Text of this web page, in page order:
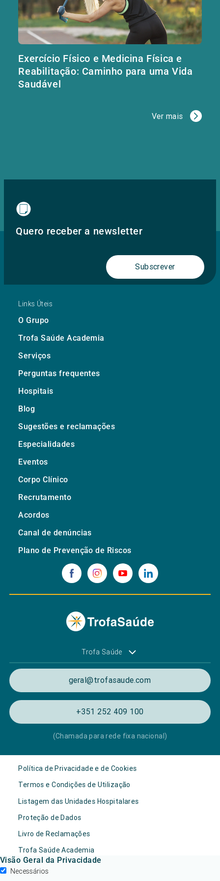
Exercício Físico e Medicina Física e
Reabilitação: Caminho para uma Vida
Saudável
Ver mais
Quero receber a newsletter
Subscrever
Links Úteis
O Grupo
Trofa Saúde Academia
Serviços
Perguntas frequentes
Hospitais
Blog
Sugestões e reclamações
Especialidades
Eventos
Corpo Clínico
Recrutamento
Acordos
Canal de denúncias
Plano de Prevenção de Riscos
Trofa Saúde
geral@trofasaude.com
+351 252 409 100
(Chamada para rede fixa nacional)
Política de Privacidade e de Cookies
Termos e Condições de Utilização
Listagem das Unidades Hospitalares
Proteção de Dados
Livro de Reclamações
Trofa Saúde Academia
Visão Geral da Privacidade
Necessários